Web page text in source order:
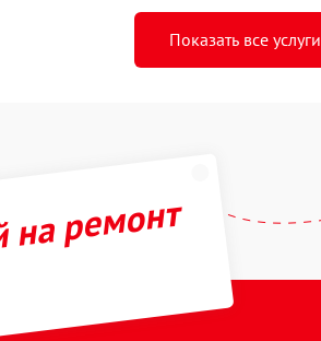
Показать все услуги
ремонт